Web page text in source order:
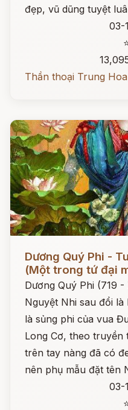
đẹp, vũ dũng tuyệt
03-
Thần thoại Trung Hoa
Dương Quý Phi -
(Một trong tứ đại
Dương Quý Phi (719
Nguyệt Nhi sau đổi
là sủng phi của vua
Long Cơ, theo truyền
trên tay nàng đã có
nên phụ mẫu đặt tên
03-